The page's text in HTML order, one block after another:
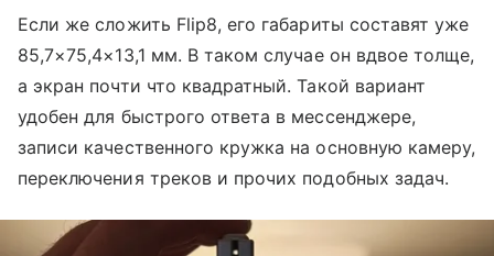
Если же сложить Flip8, его габариты составят уже
85,7×75,4×13,1 мм. В таком случае он вдвое толще,
а экран почти что квадратный. Такой вариант
удобен для быстрого ответа в мессенджере,
записи качественного кружка на основную камеру,
переключения треков и прочих подобных задач.